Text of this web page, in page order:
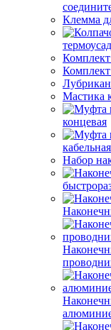
Клемма
Комплект
Мастика
концевая
Набор